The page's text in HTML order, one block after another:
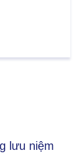
lưu niệm